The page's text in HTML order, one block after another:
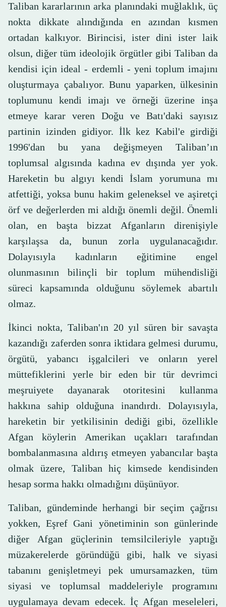
Taliban kararlarının arka planındaki muğlaklık, üç
nokta dikkate alındığında en azından kısmen
ortadan kalkıyor. Birincisi, ister dini ister laik
olsun, diğer tüm ideolojik örgütler gibi Taliban da
kendisi için ideal - erdemli - yeni toplum imajını
oluşturmaya çabalıyor. Bunu yaparken, ülkesinin
toplumunu kendi imajı ve örneği üzerine inşa
etmeye karar veren Doğu ve Batı'daki sayısız
partinin izinden gidiyor. İlk kez Kabil'e girdiği
1996'dan bu yana değişmeyen Taliban’ın
toplumsal algısında kadına ev dışında yer yok.
Hareketin bu algıyı kendi İslam yorumuna mı
atfettiği, yoksa bunu hakim geleneksel ve aşiretçi
örf ve değerlerden mi aldığı önemli değil. Önemli
olan, en başta bizzat Afganların direnişiyle
karşılaşsa da, bunun zorla uygulanacağıdır.
Dolayısıyla kadınların eğitimine engel
olunmasının bilinçli bir toplum mühendisliği
süreci kapsamında olduğunu söylemek abartılı
olmaz.
İkinci nokta, Taliban'ın 20 yıl süren bir savaşta
kazandığı zaferden sonra iktidara gelmesi durumu,
örgütü, yabancı işgalcileri ve onların yerel
müttefiklerini yerle bir eden bir tür devrimci
meşruiyete dayanarak otoritesini kullanma
hakkına sahip olduğuna inandırdı. Dolayısıyla,
hareketin bir yetkilisinin dediği gibi, özellikle
Afgan köylerin Amerikan uçakları tarafından
bombalanmasına aldırış etmeyen yabancılar başta
olmak üzere, Taliban hiç kimsede kendisinden
hesap sorma hakkı olmadığını düşünüyor.
Taliban, gündeminde herhangi bir seçim çağrısı
yokken, Eşref Gani yönetiminin son günlerinde
diğer Afgan güçlerinin temsilcileriyle yaptığı
müzakerelerde göründüğü gibi, halk ve siyasi
tabanını genişletmeyi pek umursamazken, tüm
siyasi ve toplumsal maddeleriyle programını
uygulamaya devam edecek. İç Afgan meseleleri,